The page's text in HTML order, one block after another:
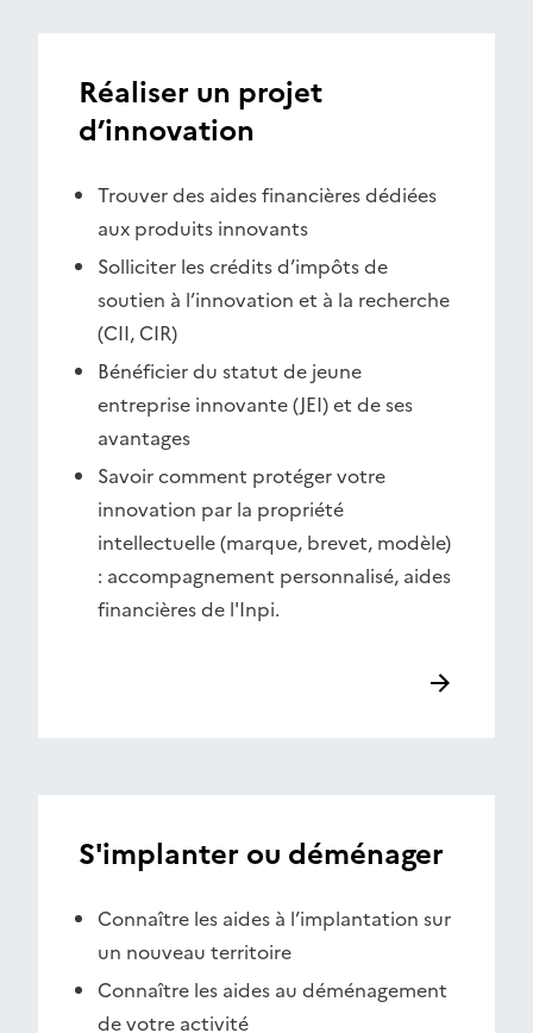
Réaliser un projet
d’innovation
Trouver des aides financières dédiées
aux produits innovants
Solliciter les crédits d’impôts de
soutien à l’innovation et à la recherche
(CII, CIR)
Bénéficier du statut de jeune
entreprise innovante (JEI) et de ses
avantages
Savoir comment protéger votre
innovation par la propriété
intellectuelle (marque, brevet, modèle)
: accompagnement personnalisé, aides
financières de l'Inpi.
S'implanter ou déménager
Connaître les aides à l’implantation sur
un nouveau territoire
Connaître les aides au déménagement
de votre activité